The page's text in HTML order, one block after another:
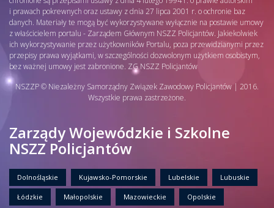
i prawach pokrewnych oraz ustawy z dnia 27 lipca 2001 r. o ochronie baz
danych. Materiały te mogą być wykorzystywane wyłącznie na postawie umowy
z właścicielem portalu - Zarządem Głównym NSZZ Policjantów. Jakiekolwiek
ich wykorzystywanie przez użytkowników Portalu, poza przewidzianymi przez
przepisy prawa wyjątkami, w szczególności dozwolonym użytkiem osobistym,
bez ważnej umowy jest zabronione. ZG NSZZ Policjantów
NSZZP © Niezależny Samorządny Związek Zawodowy Policjantów | 2016.
Wszystkie prawa zastrzeżone.
Zarządy Wojewódzkie i Szkolne
NSZZ Policjantów
Dolnośląskie Kujawsko-Pomorskie Lubelskie Lubuskie
Łódzkie Małopolskie Mazowieckie Opolskie